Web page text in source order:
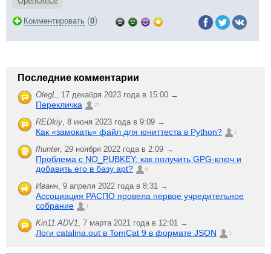
Комментировать (0)
Последние комментарии
OlegL, 17 декабря 2023 года в 15:00 →
Перекличка 21
REDkiy, 8 июня 2023 года в 9:09 →
Как «замокать» файл для юниттеста в Python? 2
fhunter, 29 ноября 2022 года в 2:09 →
Проблема с NO_PUBKEY: как получить GPG-ключ и
добавить его в базу apt?
6
Иванн, 9 апреля 2022 года в 8:31 →
Ассоциация РАСПО провела первое учредительное
собрание
1
Kiri11.ADV1, 7 марта 2021 года в 12:01 →
Логи catalina.out в TomCat 9 в формате JSON 1